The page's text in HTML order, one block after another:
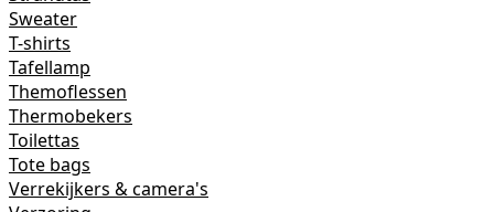
Sweater
T-shirts
Tafellamp
Themoflessen
Thermobekers
Toilettas
Tote bags
Verrekijkers & camera's